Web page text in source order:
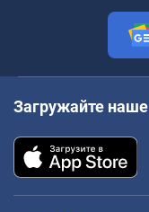
Загружайте